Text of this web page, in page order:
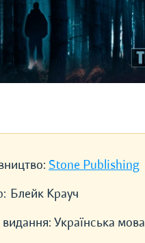
Stone Publishing
Блейк Крауч
Українська мова